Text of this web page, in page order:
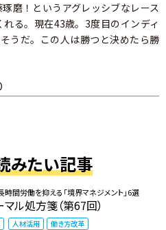
磨！というアグレッシブなレース
る。現在43歳。3度目のインディ
うだ。この人は勝つと決めたら勝
みたい記事
時間労働を抑える「境界マネジメント」6選
ル処方箋（第67回）
人材活用 働き方改革